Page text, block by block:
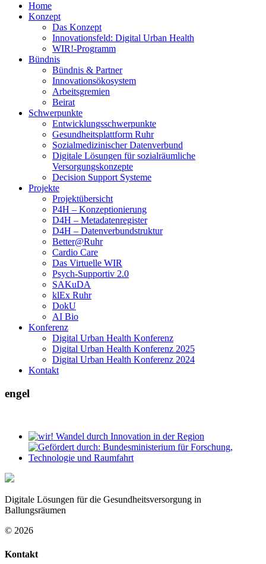
Home
Konzept
Das Konzept
Innovationsfeld: Digital Urban Health
WIR!-Programm
Bündnis
Bündnis & Partner
Innovationsökosystem
Arbeitsgremien
Beirat
Schwerpunkte
Entwicklungsschwerpunkte
Gesundheitsplattform Ruhr
Sozialmedizinischer Datenverbund
Digitale Lösungen für sozialräumliche
Versorgungskonzepte
Decision Support Systeme
Projekte
Projektübersicht
P4H – Konzeptionierung
D4H – Metadatenregister
D4H – Datenverbundstruktur
Better@Ruhr
Cardio Care
Das Virtuelle WIR
Psych-Supportiv 2.0
SAKuDA
klEx Ruhr
DokU
AI Bio
Konferenz
Digital Urban Health Konferenz
Digital Urban Health Konferenz 2025
Digital Urban Health Konferenz 2024
Kontakt
engel
Digitale Lösungen für die Gesundheitsversorgung in
Ballungsräumen
© 2026
Kontakt